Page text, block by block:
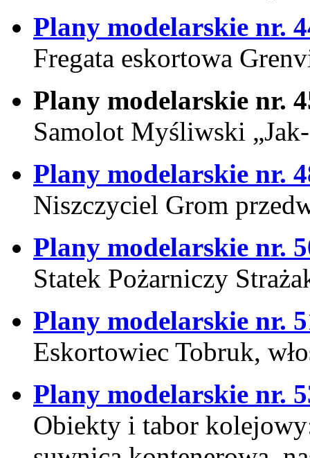
Plany modelarskie nr.
Fregata eskortowa
Plany modelarskie nr.
Samolot Myśliwski
Plany modelarskie nr.
Niszczyciel Grom
Plany modelarskie nr.
Statek Pożarniczy
Plany modelarskie nr.
Eskortowiec Tobruk,
Plany modelarskie nr.
Obiekty i tabor